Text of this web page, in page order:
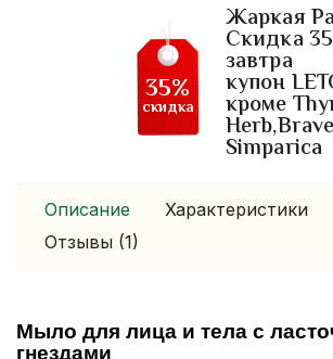
Жаркая
Скидка
завтра
купон
кроме
Simparica
35%
скидка
Описание
Характеристики
Отзывы (1)
Мыло для лица и тела с
гнездами